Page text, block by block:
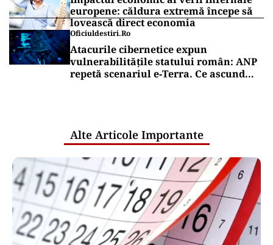
europene: căldura extremă începe să
lovească direct economia
Oficiuldestiri.ro
Atacurile cibernetice expun
vulnerabilitățile statului român: ANP
repetă scenariul e‑Terra. Ce ascund
Alte Articole Importante